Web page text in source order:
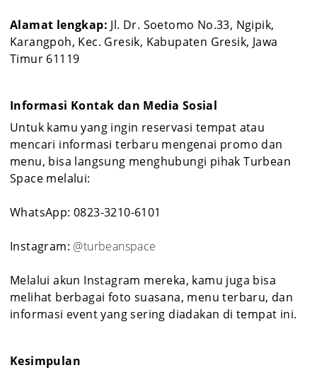
Alamat lengkap: Jl. Dr. Soetomo No.33, Ngipik,
Karangpoh, Kec. Gresik, Kabupaten Gresik, Jawa
Timur 61119
Informasi Kontak dan Media Sosial
Untuk kamu yang ingin reservasi tempat atau
mencari informasi terbaru mengenai promo dan
menu, bisa langsung menghubungi pihak Turbean
Space melalui:
WhatsApp: 0823-3210-6101
Instagram: @turbeanspace
Melalui akun Instagram mereka, kamu juga bisa
melihat berbagai foto suasana, menu terbaru, dan
informasi event yang sering diadakan di tempat ini.
Kesimpulan